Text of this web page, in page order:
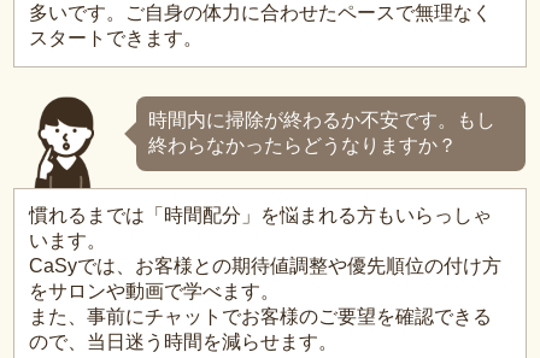
多いです。ご自身の体力に合わせたペースで無理なく
スタートできます。
時間内に掃除が終わるか不安です。もし
終わらなかったらどうなりますか？
慣れるまでは「時間配分」を悩まれる方もいらっしゃ
います。
CaSyでは、お客様との期待値調整や優先順位の付け方
をサロンや動画で学べます。
また、事前にチャットでお客様のご要望を確認できる
ので、当日迷う時間を減らせます。